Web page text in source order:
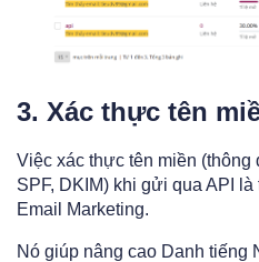
3. Xác thực tên
Việc xác thực tên miền
SPF, DKIM) khi gửi qua API
Email Marketing.
Nó giúp nâng cao Danh